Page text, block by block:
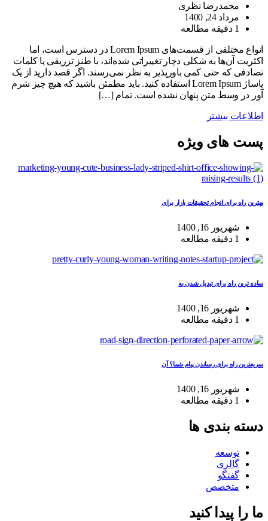
محمدرضا نظری
مرداد 24, 1400
1 دقیقه مطالعه
انواع مختلفی از قسمت‌های Lorem Ipsum در دسترس است، اما
اکثریت آن‌ها به شکلی دچار تغییراتی شده‌اند، با طنز تزریقی یا کلمات
تصادفی که حتی کمی باورپذیر به نظر نمی‌رسند. اگر قصد دارید از یک
پاساژ Lorem Ipsum استفاده کنید. باید مطمئن باشید که هیچ چیز شرم
آور در وسط متن پنهان نشده است. تمام […]
اطلاعات بیشتر
پست های ویژه
بهترین راه برای انجام تحقیقات بازار برای
شهریور 16, 1400
1 دقیقه مطالعه
ساده ترین راه برای تبدیل شدن به
شهریور 16, 1400
1 دقیقه مطالعه
سریعترین راه برای رساندن پیام شما؟ آن
شهریور 16, 1400
1 دقیقه مطالعه
دسته بندی ها
توسعه
گالری
گفتگو
متخصص
ما را پیدا کنید